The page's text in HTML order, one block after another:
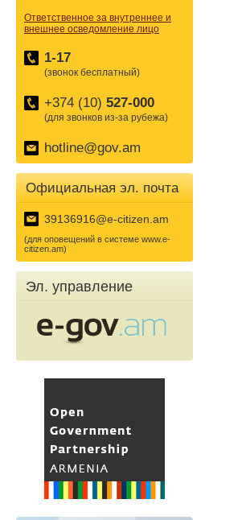
Ответственное за внутреннее и
внешнее осведомление лицо
1-17
(звонок бесплатный)
+374 (10) 527-000
(для звонков из-за рубежа)
hotline@gov.am
Официальная эл. почта
39136916@e-citizen.am
(для оповещений в системе www.e-
citizen.am)
Эл. управление